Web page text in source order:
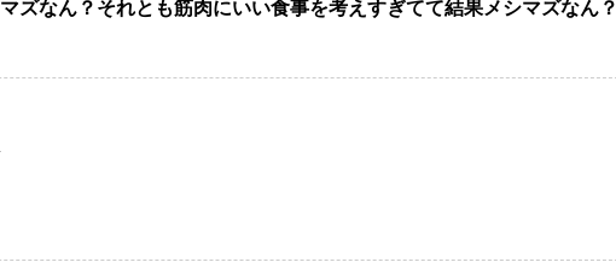
ズなん？それとも筋肉にいい食事を考えすぎてて結果メシマズなん？